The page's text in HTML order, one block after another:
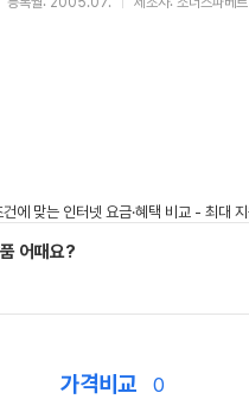
어때요?
가격비교 0